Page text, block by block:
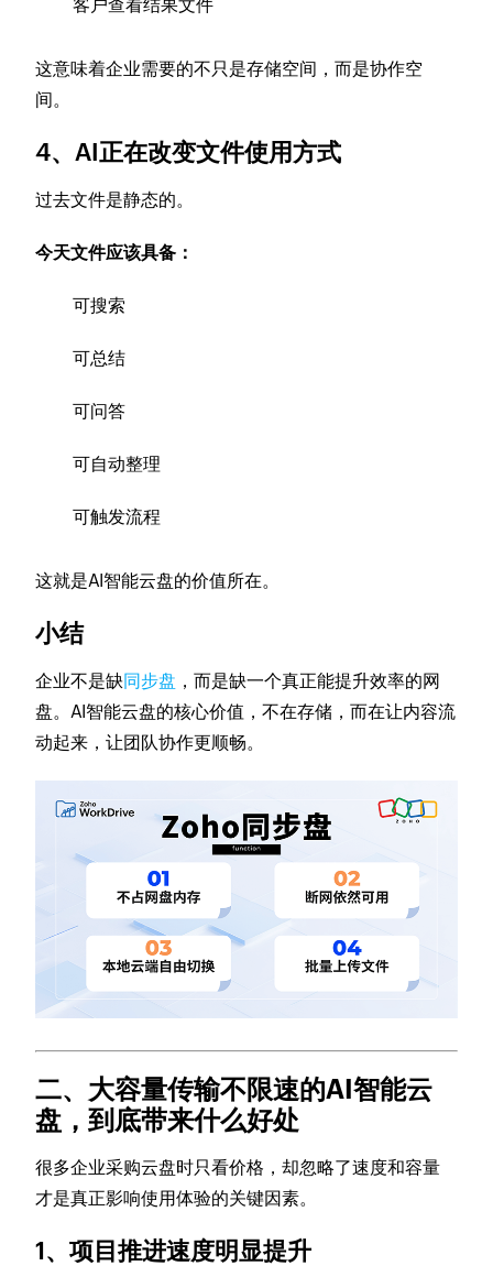
客户查看结果文件
这意味着企业需要的不只是存储空间，而是协作空
间。
4、AI正在改变文件使用方式
过去文件是静态的。
今天文件应该具备：
可搜索
可总结
可问答
可自动整理
可触发流程
这就是AI智能云盘的价值所在。
小结
企业不是缺同步盘 ，而是缺一个真正能提升效率的网
盘。AI智能云盘的核心价值，不在存储，而在让内容流
动起来，让团队协作更顺畅。
二、大容量传输不限速的AI智能云
盘，到底带来什么好处
很多企业采购云盘时只看价格，却忽略了速度和容量
才是真正影响使用体验的关键因素。
1、项目推进速度明显提升